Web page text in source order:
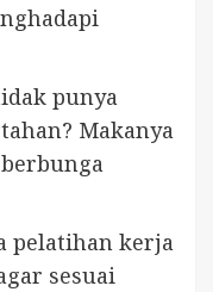
punya
Makanya
pelatihan kerja
sesuai